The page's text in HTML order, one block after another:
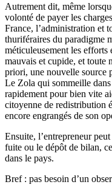
Autrement dit, même
volonté de payer les
France, l’administration et
thuriféraires du paradigme
méticuleusement les efforts
mauvais et cupide, et toute
priori, une nouvelle source
Le Zola qui sommeille
rapidement pour bien vite
citoyenne de redistribution
encore engrangés de son
Ensuite, l’entrepreneur
fuite ou le dépôt de bilan,
dans le pays.
Bref : pas besoin d’un